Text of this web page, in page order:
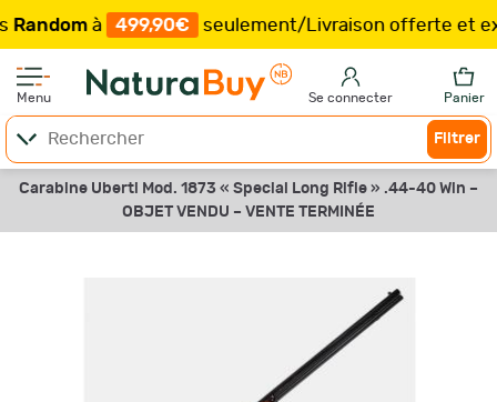
à 499,90€ seulement/Livraison offerte et
Menu Se connecter Panier
Filtrer
Carabine Uberti Mod. 1873 « Special Long Rifle » .44-40 Win –
OBJET VENDU – VENTE TERMINÉE